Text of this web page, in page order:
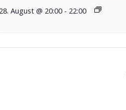
28. August @ 20:00 - 22:00